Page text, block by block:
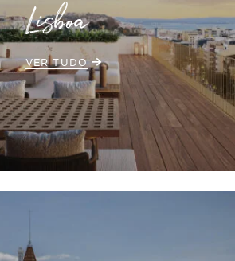
Lisboa
VER TUDO